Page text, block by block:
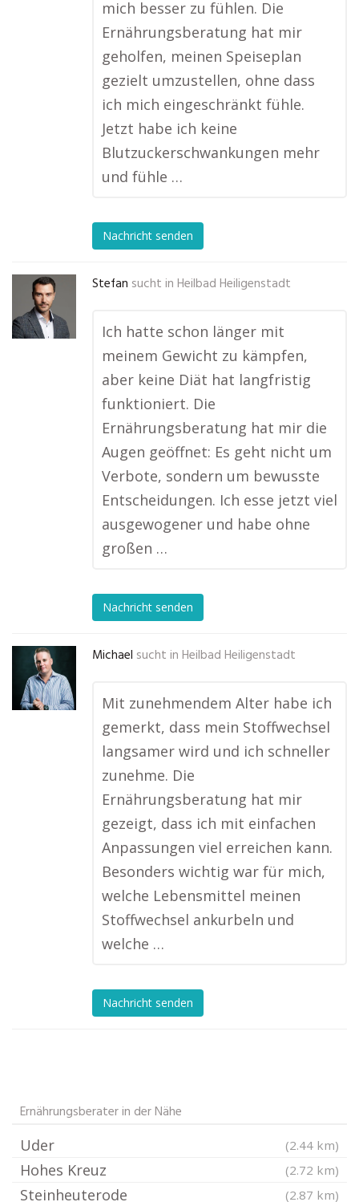
mich besser zu fühlen. Die
Ernährungsberatung hat mir
geholfen, meinen Speiseplan
gezielt umzustellen, ohne dass
ich mich eingeschränkt fühle.
Jetzt habe ich keine
Blutzuckerschwankungen mehr
und fühle …
Nachricht senden
Stefan sucht in Heilbad Heiligenstadt
Ich hatte schon länger mit
meinem Gewicht zu kämpfen,
aber keine Diät hat langfristig
funktioniert. Die
Ernährungsberatung hat mir die
Augen geöffnet: Es geht nicht um
Verbote, sondern um bewusste
Entscheidungen. Ich esse jetzt viel
ausgewogener und habe ohne
großen …
Nachricht senden
Michael sucht in Heilbad Heiligenstadt
Mit zunehmendem Alter habe ich
gemerkt, dass mein Stoffwechsel
langsamer wird und ich schneller
zunehme. Die
Ernährungsberatung hat mir
gezeigt, dass ich mit einfachen
Anpassungen viel erreichen kann.
Besonders wichtig war für mich,
welche Lebensmittel meinen
Stoffwechsel ankurbeln und
welche …
Nachricht senden
Ernährungsberater in der Nähe
Uder (2.44 km)
Hohes Kreuz (2.72 km)
Steinheuterode (2.87 km)